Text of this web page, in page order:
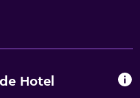
Hotel